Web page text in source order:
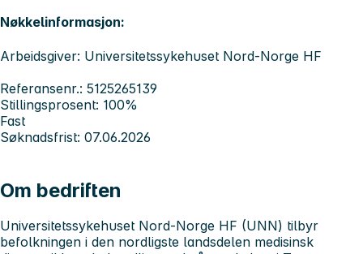
Nøkkelinformasjon:
Arbeidsgiver: Universitetssykehuset Nord-Norge HF
Referansenr.: 5125265139
Stillingsprosent: 100%
Fast
Søknadsfrist: 07.06.2026
Om bedriften
Universitetssykehuset Nord-Norge HF (UNN) tilbyr
befolkningen i den nordligste landsdelen medisinsk